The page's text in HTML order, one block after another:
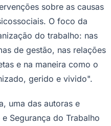
sobre as causas
O foco da
do trabalho: nas
de gestão, nas relações
e na maneira como o
gerido e vivido".
uma das autoras e
Segurança do Trabalho